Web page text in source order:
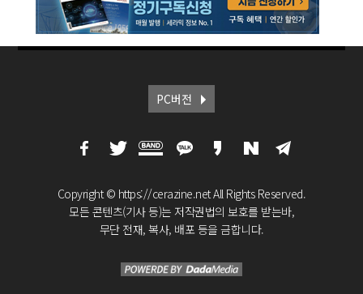
PC버전
Copyright © https://cerazine.net All Rights Reserved.
모든 콘텐츠(기사 등)는 저작권법의 보호를 받는바,
무단 전재, 복사, 배포 등을 금합니다.